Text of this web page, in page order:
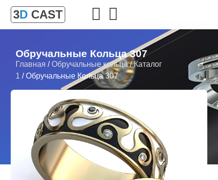
3D CAST
Обручальные Кольца 307
Главная /Обручальные кольца/Каталог
1 / Обручальные Кольца 307